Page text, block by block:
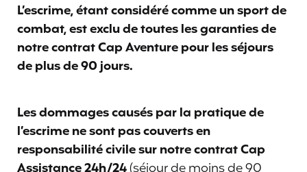
L’escrime, étant considéré comme un sport de
combat, est exclu de toutes les garanties de
notre contrat Cap Aventure pour les séjours
de plus de 90 jours.
Les dommages causés par la pratique de
l’escrime ne sont pas couverts en
responsabilité civile sur notre contrat Cap